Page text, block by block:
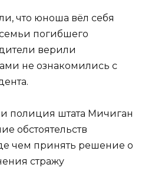
что юноша вёл себя
погибшего
верили
не ознакомились с
полиция штата Мичиган
обстоятельств
чем принять решение о
стражу